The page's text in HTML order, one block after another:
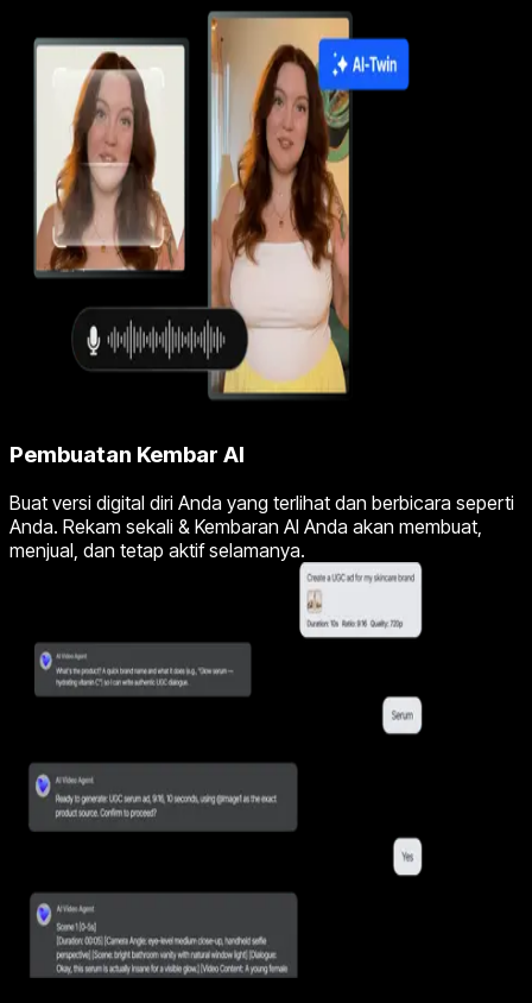
Pembuatan Kembar AI
Buat versi digital diri Anda yang terlihat dan berbicara seperti
Anda. Rekam sekali & Kembaran AI Anda akan membuat,
menjual, dan tetap aktif selamanya.